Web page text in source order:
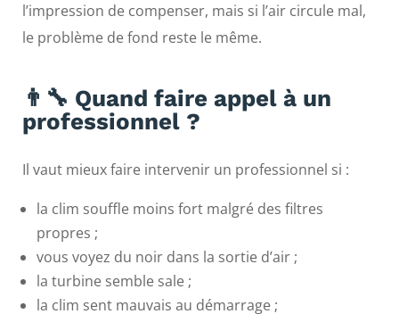
l’impression de compenser, mais si l’air circule mal,
le problème de fond reste le même.
👨‍🔧 Quand faire appel à un
professionnel ?
Il vaut mieux faire intervenir un professionnel si :
la clim souffle moins fort malgré des filtres
propres ;
vous voyez du noir dans la sortie d’air ;
la turbine semble sale ;
la clim sent mauvais au démarrage ;